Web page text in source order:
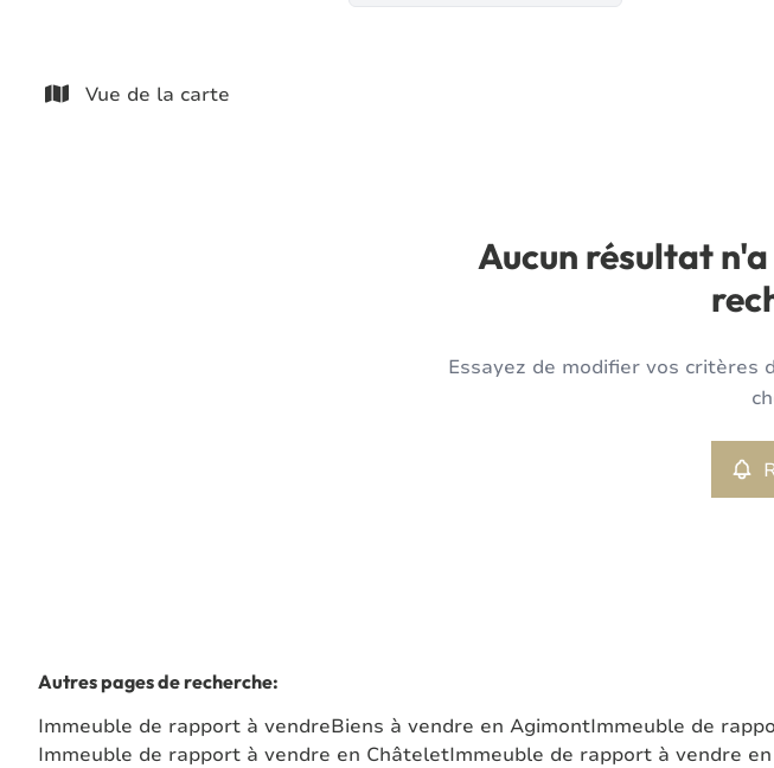
Vue de la carte
Aucun résultat
Essayez de modifier vos critères
Autres pages de recherche:
Immeuble de rapport à vendreBiens à vendre en AgimontImmeuble de
Immeuble de rapport à vendre en ChâteletImmeuble de rapport à vendre